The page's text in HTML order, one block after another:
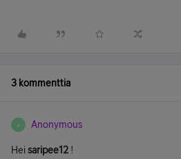
3 kommenttia
A Anonymous
Heisaripee12 !